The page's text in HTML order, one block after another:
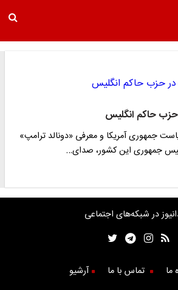
حزب حاکم انگلیس
جمهوری آمریکا و معرفی «دونالد ترامپ»
جمهوری این کشور، صدای…
در شبکه‌های اجتماعی
ما تماس با ما آرشیو